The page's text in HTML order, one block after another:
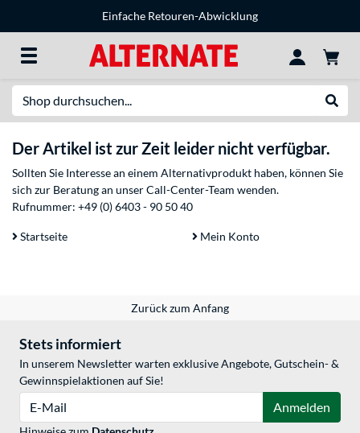
Einfache Retouren-Abwicklung
Der Artikel ist zur Zeit leider nicht verfügbar.
Sollten Sie Interesse an einem Alternativprodukt haben, können Sie
sich zur Beratung an unser Call-Center-Team wenden.
Rufnummer: +49 (0) 6403 - 90 50 40
Startseite Mein Konto
Zurück zum Anfang
Stets informiert
In unserem Newsletter warten exklusive Angebote, Gutschein- &
Gewinnspielaktionen auf Sie!
Anmelden